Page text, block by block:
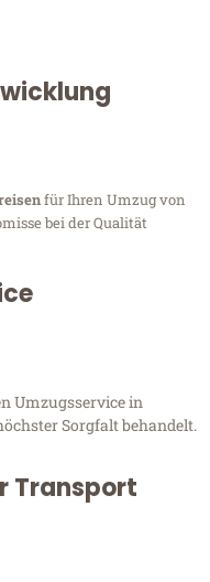
für Ihren Umzug von
bei der Qualität
Umzugsservice in
Sorgfalt behandelt.
Transport